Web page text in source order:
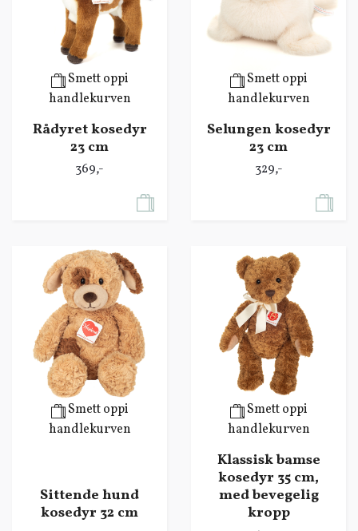
Smett oppi
handlekurven
Rådyret kosedyr
23 cm
369,-
Smett oppi
handlekurven
Selungen kosedyr
23 cm
329,-
Smett oppi
handlekurven
Sittende hund
kosedyr 32 cm
Smett oppi
handlekurven
Klassisk bamse
kosedyr 35 cm,
med bevegelig
kropp